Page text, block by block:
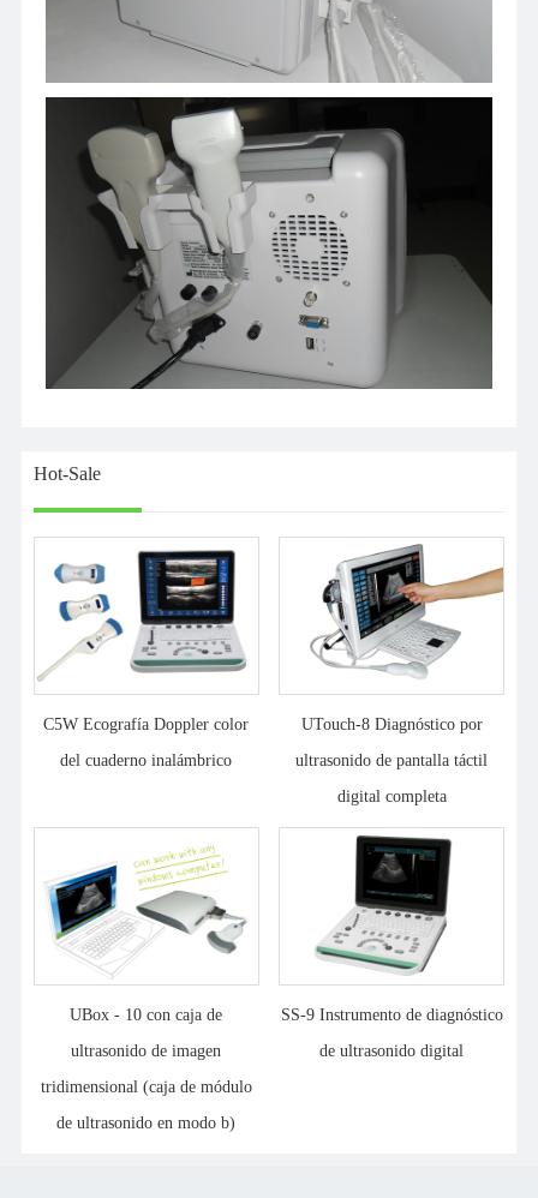
Hot-Sale
C5W Ecografía Doppler color
del cuaderno inalámbrico
UTouch-8 Diagnóstico por
ultrasonido de pantalla táctil
digital completa
UBox - 10 con caja de
ultrasonido de imagen
tridimensional (caja de módulo
de ultrasonido en modo b)
SS-9 Instrumento de diagnóstico
de ultrasonido digital